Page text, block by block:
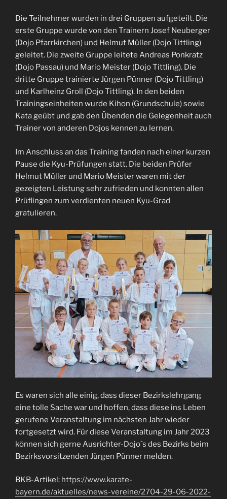
Die Teilnehmer wurden in drei Gruppen aufgeteilt. Die
erste Gruppe wurde von den Trainern Josef Neuberger
(Dojo Pfarrkirchen) und Helmut Müller (Dojo Tittling)
geleitet. Die zweite Gruppe leitete Andreas Ponkratz
(Dojo Passau) und Mario Meister (Dojo Tittling). Die
dritte Gruppe trainierte Jürgen Pünner (Dojo Tittling)
und Karlheinz Groll (Dojo Tittling). In den beiden
Trainingseinheiten wurde Kihon (Grundschule) sowie
Kata geübt und gab den Übenden die Gelegenheit auch
Trainer von anderen Dojos kennen zu lernen.
Im Anschluss an das Training fanden nach einer kurzen
Pause die Kyu-Prüfungen statt. Die beiden Prüfer
Helmut Müller und Mario Meister waren mit der
gezeigten Leistung sehr zufrieden und konnten allen
Prüflingen zum verdienten neuen Kyu-Grad
gratulieren.
Es waren sich alle einig, dass dieser Bezirkslehrgang
eine tolle Sache war und hoffen, dass diese ins Leben
gerufene Veranstaltung im nächsten Jahr wieder
fortgesetzt wird. Für diese Veranstaltung im Jahr 2023
können sich gerne Ausrichter-Dojo´s des Bezirks beim
Bezirksvorsitzenden Jürgen Pünner melden.
BKB-Artikel: https://www.karate-
bayern.de/aktuelles/news-vereine/2704-29-06-2022-